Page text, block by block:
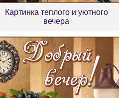
Картинка теплого и уютного
вечера